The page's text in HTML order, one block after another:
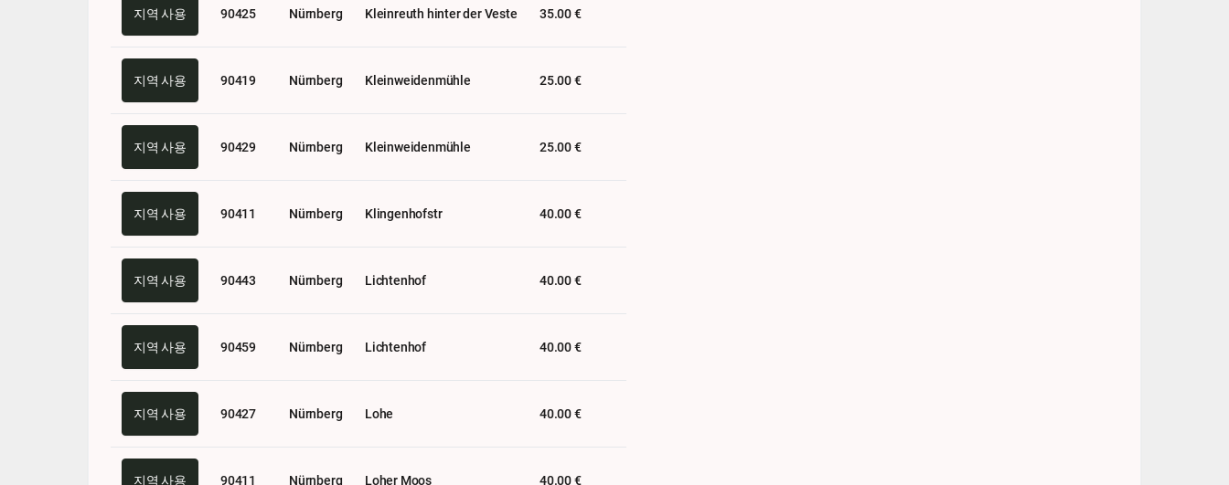
지역 사용 90425 Nürnberg Kleinreuth hinter der Veste 35.00 €
지역 사용 90419 Nürnberg Kleinweidenmühle 25.00 €
지역 사용 90429 Nürnberg Kleinweidenmühle 25.00 €
지역 사용 90411 Nürnberg Klingenhofstr 40.00 €
지역 사용 90443 Nürnberg Lichtenhof 40.00 €
지역 사용 90459 Nürnberg Lichtenhof 40.00 €
지역 사용 90427 Nürnberg Lohe 40.00 €
지역 사용 90411 Nürnberg Loher Moos 40.00 €